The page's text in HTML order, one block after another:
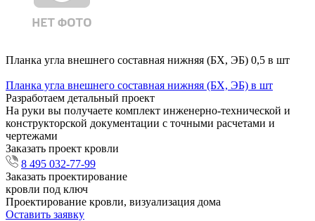
Планка угла внешнего составная нижняя (БХ, ЭБ) 0,5 в шт
Планка угла внешнего составная нижняя (БХ, ЭБ) в шт
Разработаем детальный проект
На руки вы получаете комплект инженерно-технической и
конструкторской документации с точными расчетами и
чертежами
Заказать проект кровли
8 495 032-77-99
Заказать проектирование
кровли под ключ
Проектирование кровли, визуализация дома
Оставить заявку